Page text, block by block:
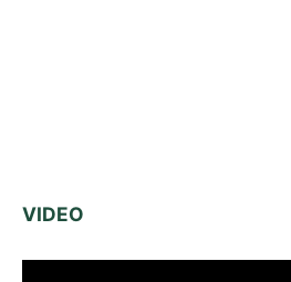
VIDEO